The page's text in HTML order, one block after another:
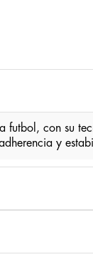
futbol, con su
y